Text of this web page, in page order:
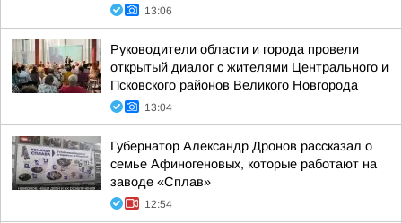
13:06
Руководители области и города провели
открытый диалог с жителями Центрального и
Псковского районов Великого Новгорода
13:04
Губернатор Александр Дронов рассказал о
семье Афиногеновых, которые работают на
заводе «Сплав»
12:54